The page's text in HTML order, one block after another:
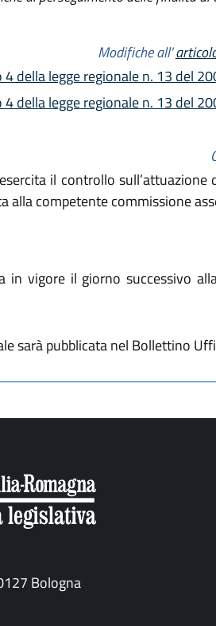
Modifiche all’
della legge regionale n. 13 del
della legge regionale n. 13 del
esercita il controllo
alla competente commissione
in vigore il giorno successivo
sarà pubblicata nel Bollettino
Bologna